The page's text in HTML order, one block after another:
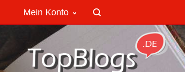
Mein Konto